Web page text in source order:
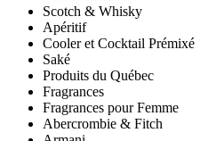
Scotch & Whisky
Apéritif
Cooler et Cocktail Prémixé
Saké
Produits du Québec
Fragrances
Fragrances pour Femme
Abercrombie & Fitch